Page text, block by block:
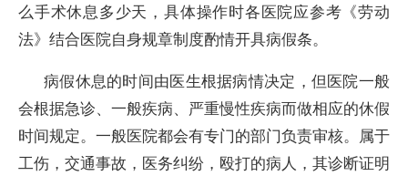
么手术休息多少天，具体操作时各医院应参考《劳动
法》结合医院自身规章制度酌情开具病假条。
病假休息的时间由医生根据病情决定，但医院一般
会根据急诊、一般疾病、严重慢性疾病而做相应的休假
时间规定。一般医院都会有专门的部门负责审核。属于
工伤，交通事故，医务纠纷，殴打的病人，其诊断证明